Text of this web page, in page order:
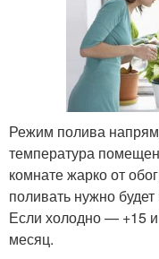
Режим полива
температура
комнате жарко от
поливать нужно
Если холодно — +15
месяц.